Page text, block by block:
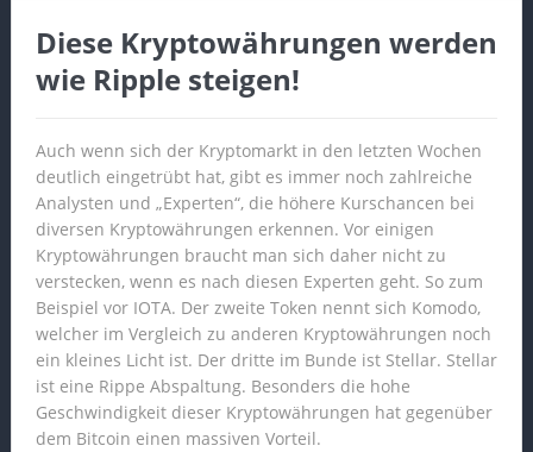
Diese Kryptowährungen werden
wie Ripple steigen!
Auch wenn sich der Kryptomarkt in den letzten Wochen
deutlich eingetrübt hat, gibt es immer noch zahlreiche
Analysten und „Experten“, die höhere Kurschancen bei
diversen Kryptowährungen erkennen. Vor einigen
Kryptowährungen braucht man sich daher nicht zu
verstecken, wenn es nach diesen Experten geht. So zum
Beispiel vor IOTA. Der zweite Token nennt sich Komodo,
welcher im Vergleich zu anderen Kryptowährungen noch
ein kleines Licht ist. Der dritte im Bunde ist Stellar. Stellar
ist eine Rippe Abspaltung. Besonders die hohe
Geschwindigkeit dieser Kryptowährungen hat gegenüber
dem Bitcoin einen massiven Vorteil.